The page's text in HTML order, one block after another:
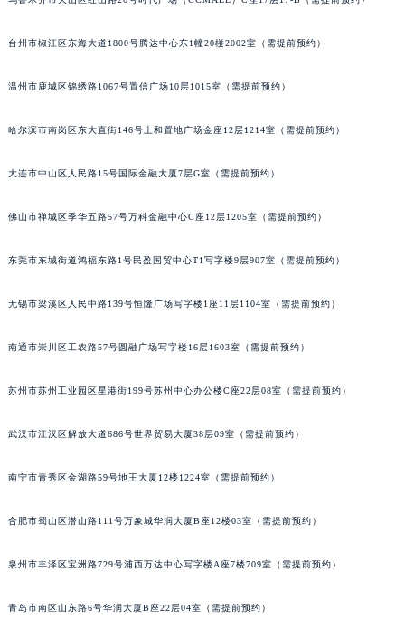
台州市椒江区东海大道1800号腾达中心东1幢20楼2002室（需提前预约）
温州市鹿城区锦绣路1067号置信广场10层1015室（需提前预约）
哈尔滨市南岗区东大直街146号上和置地广场金座12层1214室（需提前预约）
大连市中山区人民路15号国际金融大厦7层G室（需提前预约）
佛山市禅城区季华五路57号万科金融中心C座12层1205室（需提前预约）
东莞市东城街道鸿福东路1号民盈国贸中心T1写字楼9层907室（需提前预约）
无锡市梁溪区人民中路139号恒隆广场写字楼1座11层1104室（需提前预约）
南通市崇川区工农路57号圆融广场写字楼16层1603室（需提前预约）
苏州市苏州工业园区星港街199号苏州中心办公楼C座22层08室（需提前预约）
武汉市江汉区解放大道686号世界贸易大厦38层09室（需提前预约）
南宁市青秀区金湖路59号地王大厦12楼1224室（需提前预约）
合肥市蜀山区潜山路111号万象城华润大厦B座12楼03室（需提前预约）
泉州市丰泽区宝洲路729号浦西万达中心写字楼A座7楼709室（需提前预约）
青岛市南区山东路6号华润大厦B座22层04室（需提前预约）